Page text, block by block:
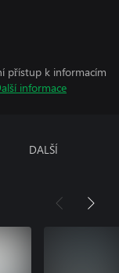
přístup k informacím
informace
DALŠÍ